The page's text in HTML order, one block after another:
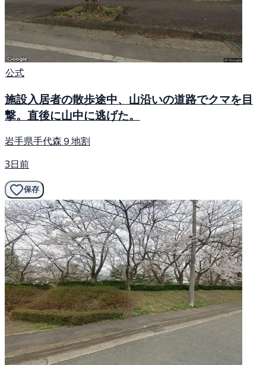
公式
施設入居者の散歩途中、山沿いの道路でクマを目
撃。直後に山中に逃げた。
岩手県手代森９地割
3日前
保存